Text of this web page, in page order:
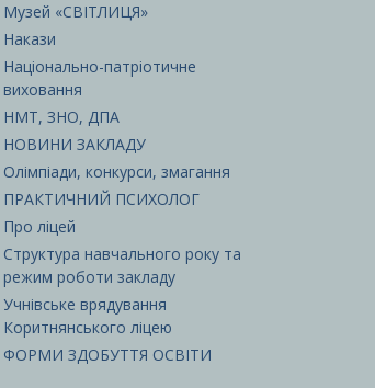
Музей «СВІТЛИЦЯ»
Накази
Національно-патріотичне
виховання
НМТ, ЗНО, ДПА
НОВИНИ ЗАКЛАДУ
Олімпіади, конкурси, змагання
ПРАКТИЧНИЙ ПСИХОЛОГ
Про ліцей
Структура навчального року та
режим роботи закладу
Учнівське врядування
Коритнянського ліцею
ФОРМИ ЗДОБУТТЯ ОСВІТИ